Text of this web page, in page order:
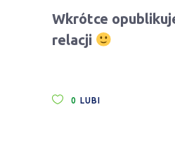
Wkrótce
relacji
0 LUBI